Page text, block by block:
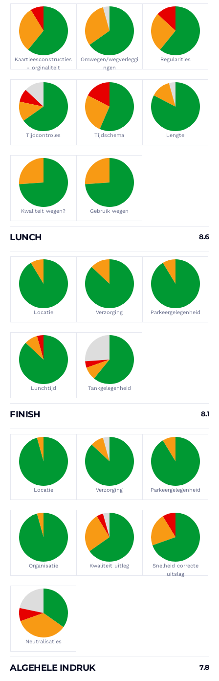
Kaartleesconstructies
- orginaliteit
Omwegen/wegverleggi
ngen
Regularities
Tijdcontroles Tijdschema Lengte
Kwaliteit wegen? Gebruik wegen
LUNCH 8.6
Locatie Verzorging Parkeergelegenheid
Lunchtijd Tankgelegenheid
FINISH 8.1
Locatie Verzorging Parkeergelegenheid
Organisatie Kwaliteit uitleg
Snelheid correcte
uitslag
Neutralisaties
ALGEHELE INDRUK 7.8